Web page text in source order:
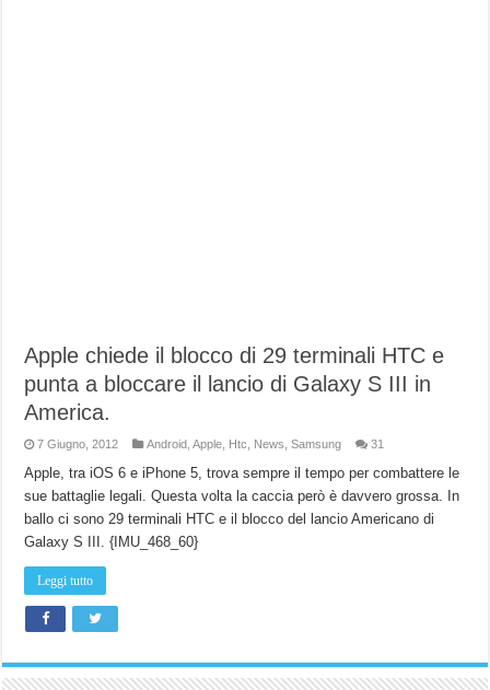
Apple chiede il blocco di 29 terminali HTC e
punta a bloccare il lancio di Galaxy S III in
America.
7 Giugno, 2012 Android ,Apple Htc News ,Samsung 31
Apple, tra iOS 6 e iPhone 5, trova sempre il tempo per combattere le
sue battaglie legali. Questa volta la caccia però è davvero grossa. In
ballo ci sono 29 terminali HTC e il blocco del lancio Americano di
Galaxy S III. {IMU_468_60}
Leggi tutto